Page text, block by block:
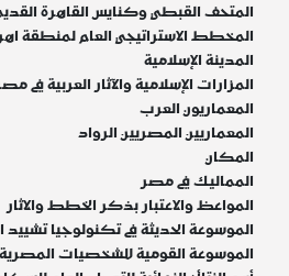
المتحف القبطي وكنايس القاهرة
المخطط الاستراتيجي العام لمنطقة
المدينة الإسلامية
المزارات الإسلامية والآثار العربية في
المعماريون العرب
المعماريين المصريين الرواد
المكان
المماليك في مصر
المواعظ والاعتبار بذكر الخطط والاثار
الموسوعة الحديثة في تكنولوجيا تشييد
الموسوعة القومية للشخصيات المصرية